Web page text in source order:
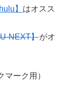
】 はオスス
NEXT】がオ
マーク用）